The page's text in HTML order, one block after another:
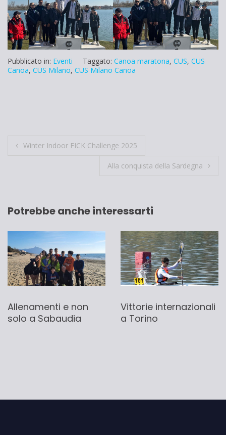
Pubblicato in: Eventi Taggato: Canoa maratona, CUS, CUS
Canoa, CUS Milano, CUS Milano Canoa
Navigazione
Winter Indoor FICK Challenge 2025
Alla conquista della Sardegna
Potrebbe anche interessarti
Allenamenti e non
solo a Sabaudia
Vittorie internazionali
a Torino